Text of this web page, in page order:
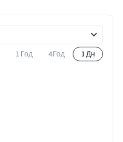
1 Год 4Год 1 Дн